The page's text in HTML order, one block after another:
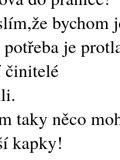
bychom
potřeba je
taky něco
kapky!